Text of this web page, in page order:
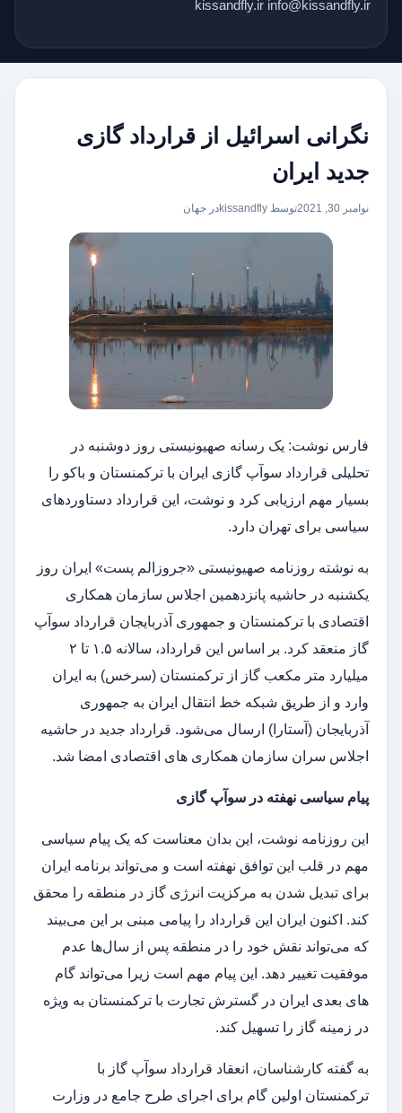
kissandfly.ir info@kissandfly.ir
نگرانی اسرائیل از قرارداد گازی
جدید ایران
نوامبر 30, 2021 توسط kissandfly در جهان
فارس نوشت: یک رسانه صهیونیستی روز دوشنبه در
تحلیلی قرارداد سوآپ گازی ایران با ترکمنستان و باکو را
بسیار مهم ارزیابی کرد و نوشت، این قرارداد دستاوردهای
سیاسی برای تهران دارد.
به نوشته روزنامه صهیونیستی «جروزالم پست» ایران روز
یکشنبه در حاشیه پانزدهمین اجلاس سازمان همکاری
اقتصادی با ترکمنستان و جمهوری آذربایجان قرارداد سوآپ
گاز منعقد کرد. بر اساس این قرارداد، سالانه ۱.۵ تا ۲
میلیارد متر مکعب گاز از ترکمنستان (سرخس) به ایران
وارد و از طریق شبکه خط انتقال ایران به جمهوری
آذربایجان (آستارا) ارسال می‌شود. قرارداد جدید در حاشیه
اجلاس سران سازمان همکاری های اقتصادی امضا شد.
پیام سیاسی نهفته در سوآپ گازی
این روزنامه نوشت، این بدان معناست که یک پیام سیاسی
مهم در قلب این توافق نهفته است و می‌تواند برنامه ایران
برای تبدیل شدن به مرکزیت انرژی گاز در منطقه را محقق
کند. اکنون ایران این قرارداد را پیامی مبنی بر این می‌بیند
که می‌تواند نقش خود را در منطقه پس از سال‌ها عدم
موفقیت تغییر دهد. این پیام مهم است زیرا می‌تواند گام
های بعدی ایران در گسترش تجارت با ترکمنستان به ویژه
در زمینه گاز را تسهیل کند.
به گفته کارشناسان، انعقاد قرارداد سوآپ گاز با
ترکمنستان اولین گام برای اجرای طرح جامع در وزارت